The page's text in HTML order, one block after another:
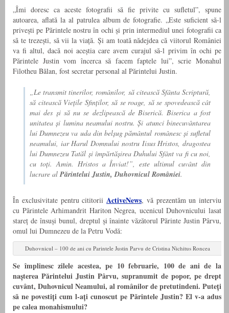
„Îmi doresc ca aceste fotografii să fie privite cu sufletul”, spune
autoarea, aflată la al patrulea album de fotografie. „Este suficient să-l
privești pe Părintele nostru în ochi și prin intermediul unei fotografii ca
să te trezești, să vii la viață. Și am toată nădejdea că viitorul României
va fi altul, dacă noi aceștia care avem curajul să-l privim în ochi pe
Părintele Justin vom încerca să facem faptele lui”, scrie Monahul
Filotheu Bălan, fost secretar personal al Părintelui Justin.
„Le transmit tinerilor, românilor, să citească Sfânta Scriptură,
să citească Viețile Sfinților, să se roage, să se spovedească cât
mai des și să nu se dezlipească de Biserică. Biserica a fost
unitatea și lumina neamului nostru. Și atunci binecuvântarea
lui Dumnezeu va uda din belșug pământul românesc și sufletul
neamului, iar Harul Domnului nostru Iisus Hristos, dragostea
lui Dumnezeu Tatăl și împărtășirea Duhului Sfânt va fi cu noi,
cu toți. Amin. Hristos a Înviat!”, este ultimul cuvânt din
lucrare alPărintelui Justin, Duhovnicul României.
În exclusivitate pentru cititorii ActiveNews, vă prezentăm un interviu
cu Părintele Arhimandrit Hariton Negrea, ucenicul Duhovnicului lasat
stareț de însuși bunul, dreptul și înainte văzătorul Părinte Justin Pârvu,
omul lui Dumnezeu de la Petru Vodă:
Duhovnicul – 100 de ani cu Parintele Justin Parvu de Cristina Nichitus Roncea
Se împlinesc zilele acestea, pe 10 februarie, 100 de ani de la
nașterea Părintelui Justin Pârvu, supranumit de popor, pe drept
cuvânt, Duhovnicul Neamului, al românilor de pretutindeni. Puteți
să ne povestiți cum l-ați cunoscut pe Părintele Justin? El v-a adus
pe calea monahismului?